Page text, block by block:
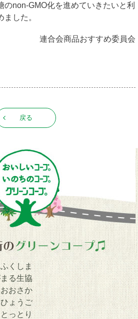
のnon-GMO化を進めていきたいと利
した。
連合会商品おすすめ委員会
戻る
くしま
る生協
おさか
ょうご
っとり